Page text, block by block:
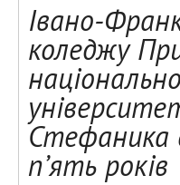
Івано-
коледжу
Стефаника
п’ять років